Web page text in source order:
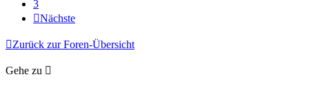
3
Nächste
Zurück zur Foren-Übersicht
Gehe zu